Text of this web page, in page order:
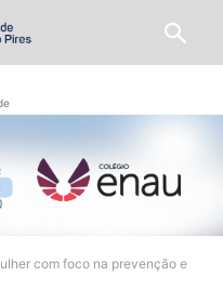
com foco na prevenção e